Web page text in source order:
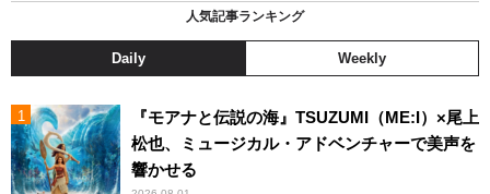
人気記事ランキング
Daily Weekly
『モアナと伝説の海』TSUZUMI（ME:I）×尾上
松也、ミュージカル・アドベンチャーで美声を
響かせる